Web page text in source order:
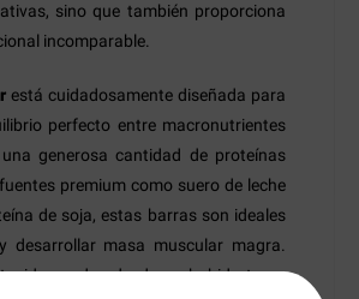
sino que también proporciona
incomparable.
está cuidadosamente diseñada para
perfecto entre macronutrientes
generosa cantidad de proteínas
premium como suero de leche
de soja, estas barras son ideales
desarrollar masa muscular magra.
moderado de carbohidratos y